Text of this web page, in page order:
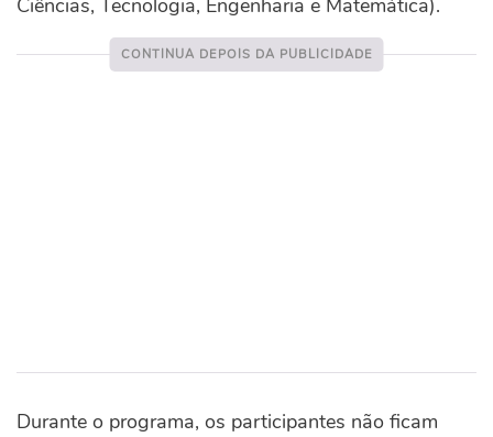
Ciências, Tecnologia, Engenharia e Matemática).
Durante o programa, os participantes não ficam